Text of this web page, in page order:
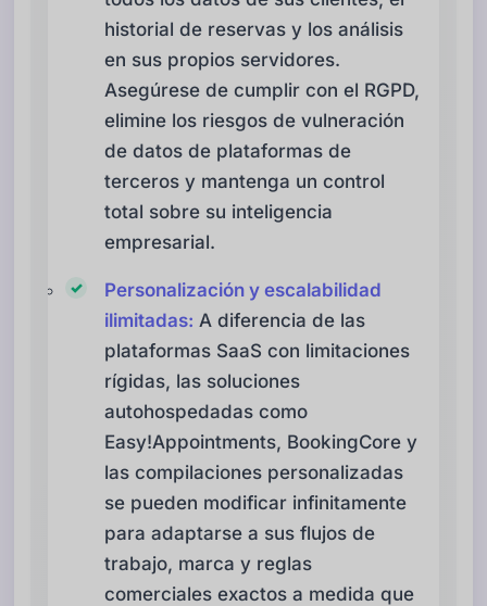
historial de reservas y los análisis
en sus propios servidores.
Asegúrese de cumplir con el RGPD,
elimine los riesgos de vulneración
de datos de plataformas de
terceros y mantenga un control
total sobre su inteligencia
empresarial.
Personalización y escalabilidad
ilimitadas: A diferencia de las
plataformas SaaS con limitaciones
rígidas, las soluciones
autohospedadas como
Easy!Appointments, BookingCore y
las compilaciones personalizadas
se pueden modificar infinitamente
para adaptarse a sus flujos de
trabajo, marca y reglas
comerciales exactos a medida que